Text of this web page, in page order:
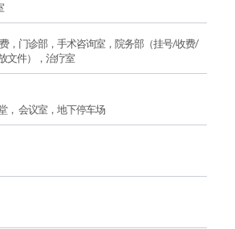
，门诊部，手术咨询室，院务部（挂号/收费/
文件），治疗室
， 会议室，地下停车场